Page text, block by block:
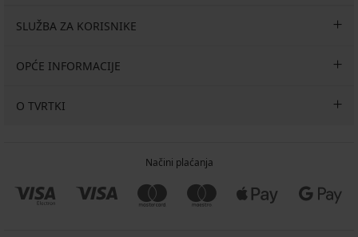
SLUŽBA ZA KORISNIKE
OPĆE INFORMACIJE
O TVRTKI
Načini plaćanja